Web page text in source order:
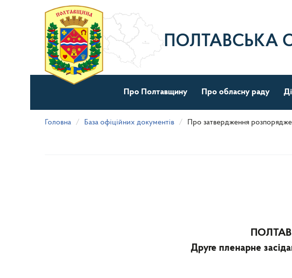
матеріалу
ПОЛТАВСЬКА
Про Полтавщину Про обласну раду
Головна База офіційних документів Про затвердження
Друге пленарне